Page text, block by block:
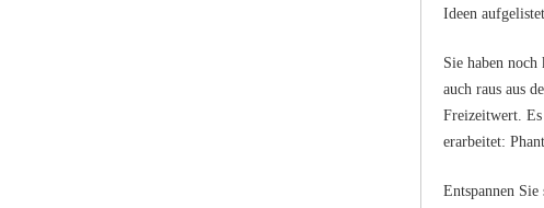
Ideen
Sie haben
auch raus aus
Freizeitwert. Es
erarbeitet:
Entspannen